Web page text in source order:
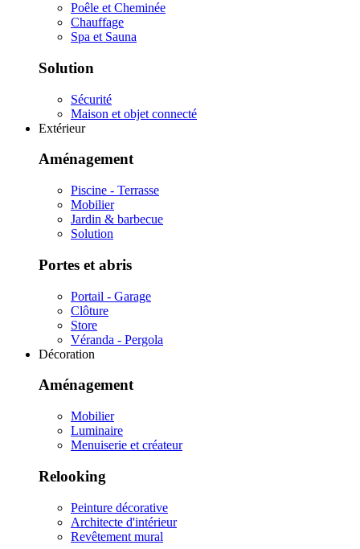
Poêle et Cheminée
Chauffage
Spa et Sauna
Solution
Sécurité
Maison et objet connecté
Extérieur
Aménagement
Piscine - Terrasse
Mobilier
Jardin & barbecue
Solution
Portes et abris
Portail - Garage
Clôture
Store
Véranda - Pergola
Décoration
Aménagement
Mobilier
Luminaire
Menuiserie et créateur
Relooking
Peinture décorative
Architecte d'intérieur
Revêtement mural